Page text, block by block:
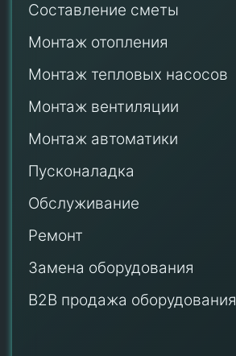
Составление сметы
Монтаж отопления
Монтаж тепловых насосов
Монтаж вентиляции
Монтаж автоматики
Пусконаладка
Обслуживание
Ремонт
Замена оборудования
B2B продажа оборудования